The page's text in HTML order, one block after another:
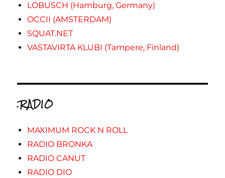
LOBUSCH (Hamburg, Germany)
OCCII (AMSTERDAM)
SQUAT.NET
VASTAVIRTA KLUBI (Tampere, Finland)
.RADIO
MAXIMUM ROCK N ROLL
RADIO BRONKA
RADIO CANUT
RADIO DIO